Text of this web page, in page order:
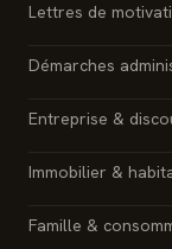
Lettres de
Démarches
Entreprise &
Immobilier &
Famille &